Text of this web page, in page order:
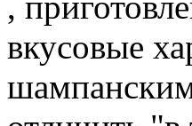
вкусовые